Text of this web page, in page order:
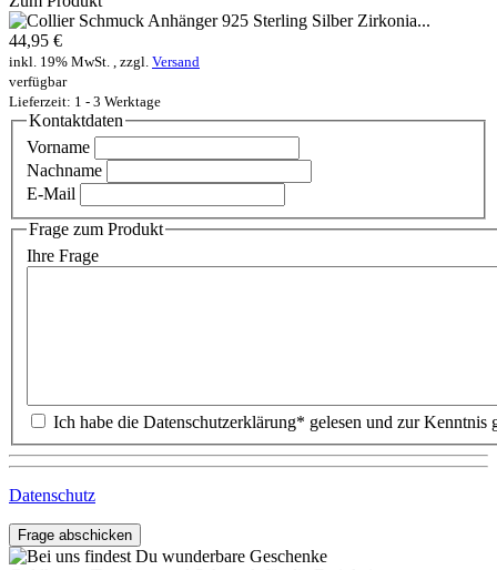
44,95 €
inkl. 19% MwSt. , zzgl. Versand
verfügbar
Lieferzeit: 1 - 3 Werktage
Kontaktdaten
Vorname
Nachname
E-Mail
Frage zum Produkt
Ihre Frage
Datenschutz
Frage abschicken